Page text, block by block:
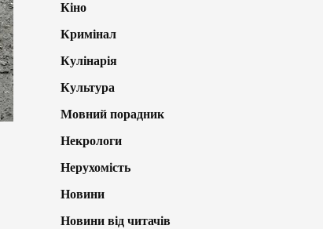
Кіно
Кримінал
Кулінарія
Культура
Мовний порадник
Некрологи
Нерухомість
Новини
Новини від читачів